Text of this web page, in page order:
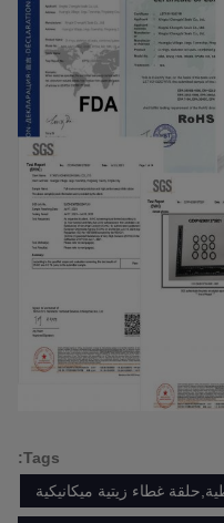
Tags:
غطاء زيتية ميكانيكية